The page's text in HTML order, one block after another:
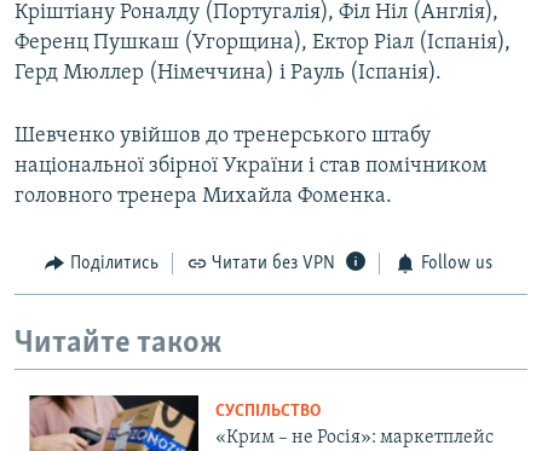
Кріштіану Роналду (Португалія), Філ Ніл (Англія),
Ференц Пушкаш (Угорщина), Ектор Ріал (Іспанія),
Герд Мюллер (Німеччина) і Рауль (Іспанія).
Шевченко увійшов до тренерського штабу
національної збірної України і став помічником
головного тренера Михайла Фоменка.
Поділитись Читати без VPN Follow us
Читайте також
СУСПІЛЬСТВО
«Крим – не Росія»: маркетплейс